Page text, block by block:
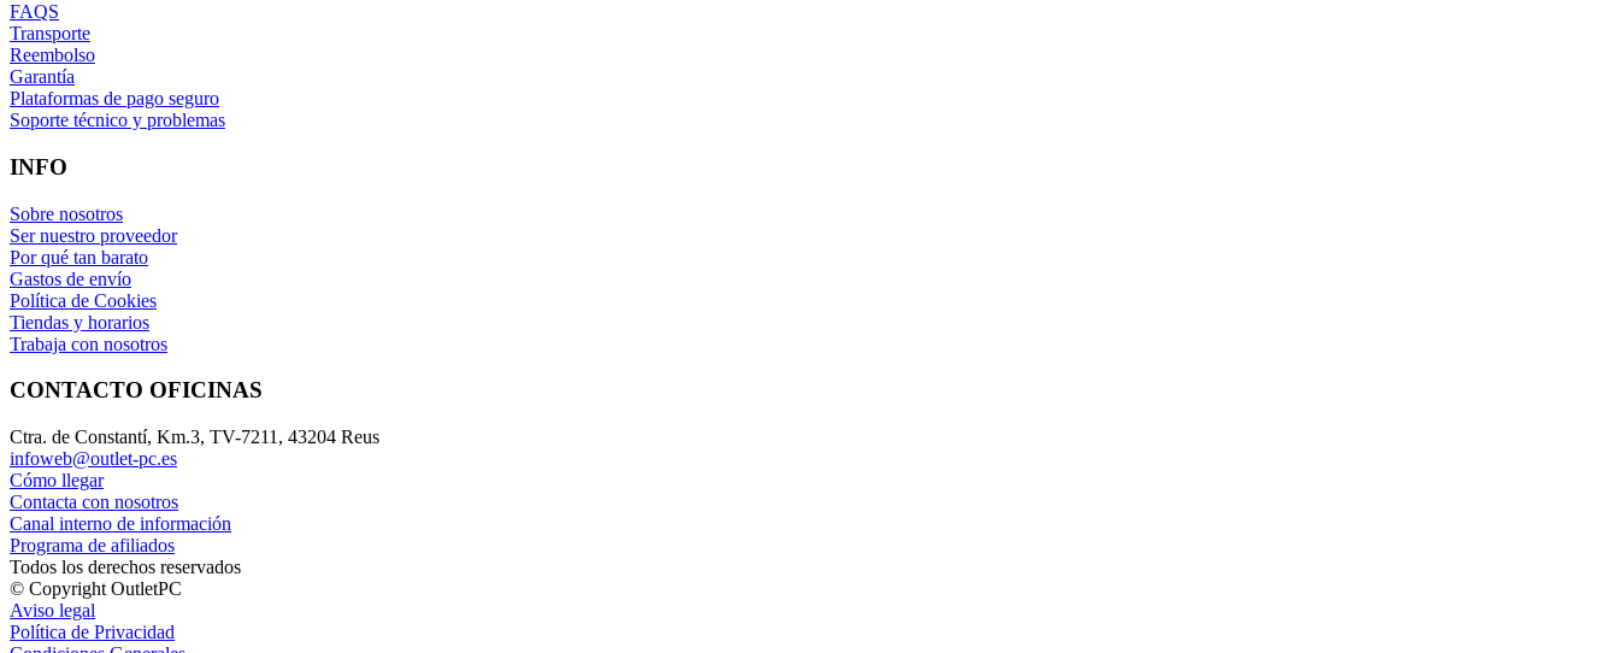
FAQS
Transporte
Reembolso
Garantía
Plataformas de pago seguro
Soporte técnico y problemas
INFO
Sobre nosotros
Ser nuestro proveedor
Por qué tan barato
Gastos de envío
Política de Cookies
Tiendas y horarios
Trabaja con nosotros
CONTACTO OFICINAS
Ctra. de Constantí, Km.3, TV-7211, 43204 Reus
infoweb@outlet-pc.es
Cómo llegar
Contacta con nosotros
Canal interno de información
Programa de afiliados
Todos los derechos reservados
© Copyright OutletPC
Aviso legal
Política de Privacidad